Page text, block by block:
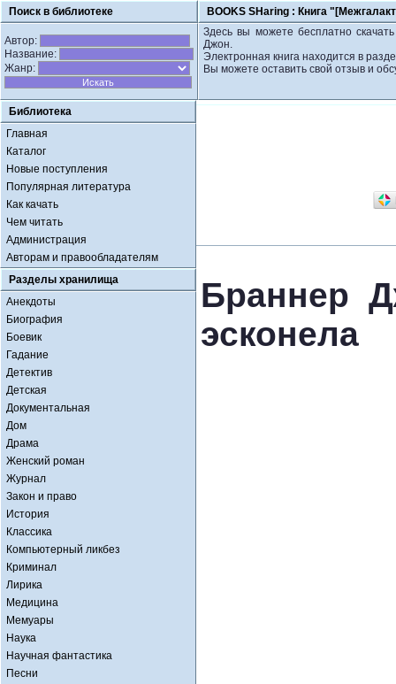
Поиск в библиотеке BOOKS SHaring : Книга
Автор:
Название:
Жанр:
Здесь вы можете бесплатно
Джон.
Электронная книга находится в
Вы можете оставить свой отзыв и
Библиотека
Главная
Каталог
Новые поступления
Популярная литература
Как качать
Чем читать
Администрация
Авторам и правообладателям
Разделы хранилища
Анекдоты
Биография
Боевик
Гадание
Детектив
Детская
Документальная
Дом
Драма
Женский роман
Журнал
Закон и право
История
Классика
Компьютерный ликбез
Криминал
Лирика
Медицина
Мемуары
Наука
Научная фантастика
Песни
Браннер
эсконела